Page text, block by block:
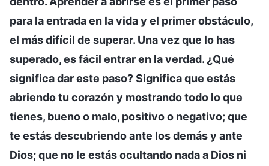
para la entrada en la vida y el primer obstáculo,
el más difícil de superar. Una vez que lo has
superado, es fácil entrar en la verdad. ¿Qué
significa dar este paso? Significa que estás
abriendo tu corazón y mostrando todo lo que
tienes, bueno o malo, positivo o negativo; que
te estás descubriendo ante los demás y ante
Dios; que no le estás ocultando nada a Dios ni